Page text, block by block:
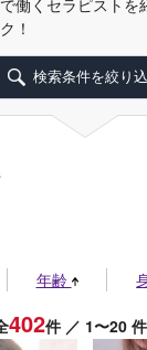
働くセラピストを
！
検索条件を絞り
年齢
402件 ／ 1〜20